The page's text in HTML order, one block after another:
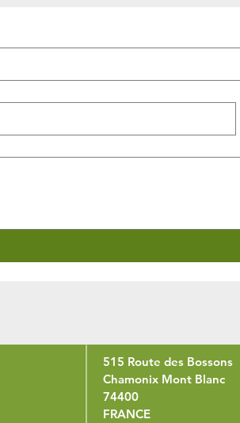
515 Route des Bossons
Chamonix Mont Blanc
74400
FRANCE